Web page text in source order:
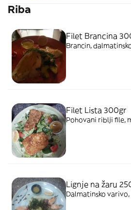
Riba
Filet Brancina
Brancin,
Filet Lista 300gr
Pohovani riblji file,
Lignje na žaru
Dalmatinsko